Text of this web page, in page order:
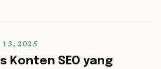
13, 2025
Konten SEO yang